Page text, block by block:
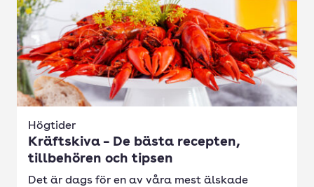
Högtider
Kräftskiva – De bästa recepten,
tillbehören och tipsen
Det är dags för en av våra mest älskade